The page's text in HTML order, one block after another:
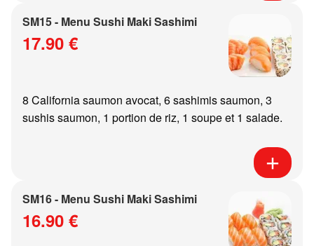
SM15 - Menu Sushi Maki Sashimi
17.90 €
8 California saumon avocat, 6 sashimis saumon, 3
sushis saumon, 1 portion de riz, 1 soupe et 1 salade.
SM16 - Menu Sushi Maki Sashimi
16.90 €